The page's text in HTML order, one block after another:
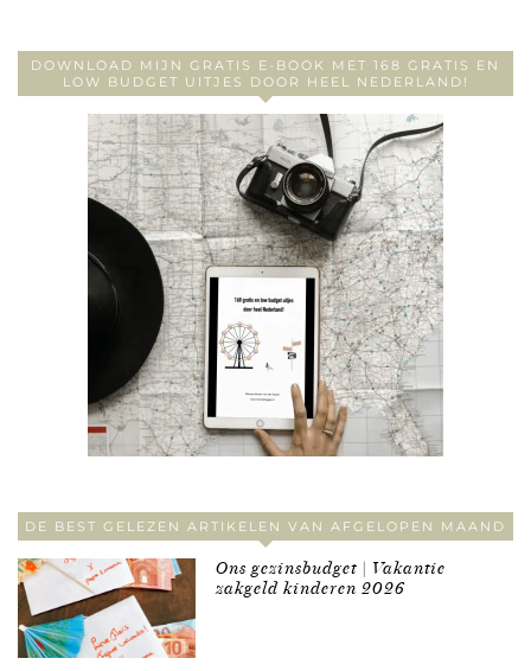
DOWNLOAD MIJN GRATIS E-BOOK MET 168 GRATIS EN
LOW BUDGET UITJES DOOR HEEL NEDERLAND!
DE BEST GELEZEN ARTIKELEN VAN AFGELOPEN MAAND
Ons gezinsbudget | Vakantie
zakgeld kinderen 2026